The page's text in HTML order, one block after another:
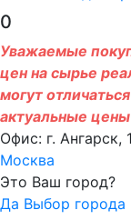
0
Уважаемые
цен на сырье
могут
актуальные
Офис: г. Ангарск,
Москва
Это Ваш город?
Да Выбор города